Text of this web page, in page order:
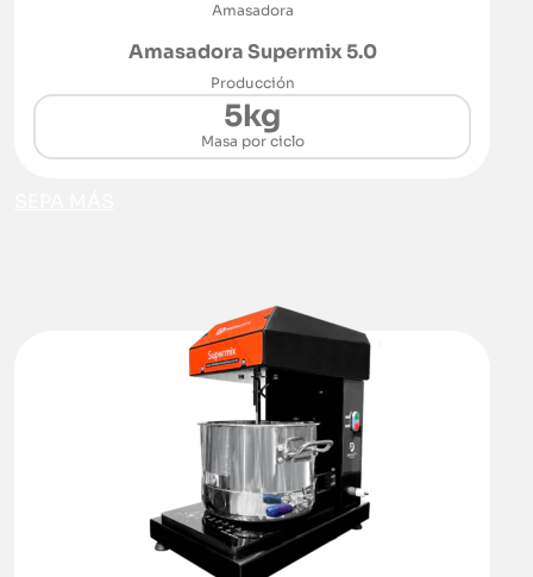
Amasadora
Amasadora Supermix 5.0
Producción
5kg
Masa por ciclo